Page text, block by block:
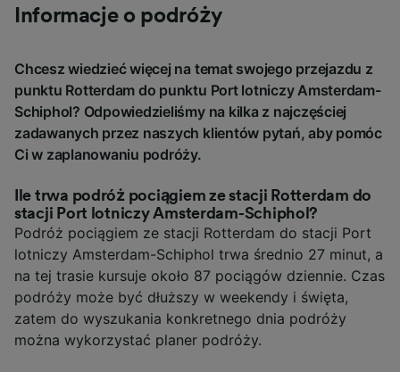
Informacje o podróży
Chcesz wiedzieć więcej na temat swojego przejazdu z
punktu Rotterdam do punktu Port lotniczy Amsterdam-
Schiphol? Odpowiedzieliśmy na kilka z najczęściej
zadawanych przez naszych klientów pytań, aby pomóc
Ci w zaplanowaniu podróży.
Ile trwa podróż pociągiem ze stacji Rotterdam do
stacji Port lotniczy Amsterdam-Schiphol?
Podróż pociągiem ze stacji Rotterdam do stacji Port
lotniczy Amsterdam-Schiphol trwa średnio 27 minut, a
na tej trasie kursuje około 87 pociągów dziennie. Czas
podróży może być dłuższy w weekendy i święta,
zatem do wyszukania konkretnego dnia podróży
można wykorzystać planer podróży.